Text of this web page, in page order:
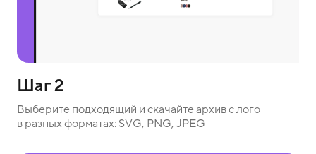
Шаг 2
Выберите подходящий и скачайте архив с лого
в разных форматах: SVG, PNG, JPEG